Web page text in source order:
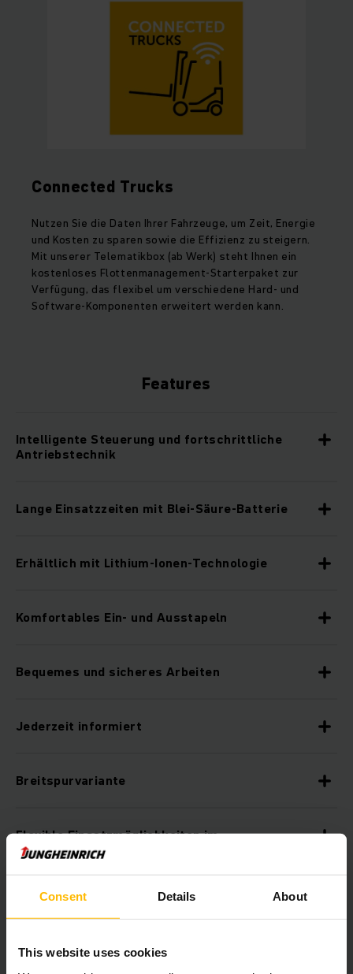
Consent Details About
This website uses cookies
Connected Trucks
Nutzen Sie die Daten Ihrer Fahrzeuge, um Zeit, Energie
und Kosten zu sparen sowie die Effizienz zu steigern.
Mit unserer Telematikbox (ab Werk) steht Ihnen ein
kostenloses Flottenmanagement-Starterpaket zur
Verfügung, das flexibel um verschiedene Hard- und
Software-Komponenten erweitert werden kann.
Features
Intelligente Steuerung und fortschrittliche
Antriebstechnik
Lange Einsatzzeiten mit Blei-Säure-Batterie
Erhältlich mit Lithium-Ionen-Technologie
Komfortables Ein- und Ausstapeln
Bequemes und sicheres Arbeiten
Jederzeit informiert
Breitspurvariante
Flexible Einsatzmöglichkeiten im
Mitfahrbetrieb
Flexibilität im Mitgängerbetrieb
Zusatzausstattung